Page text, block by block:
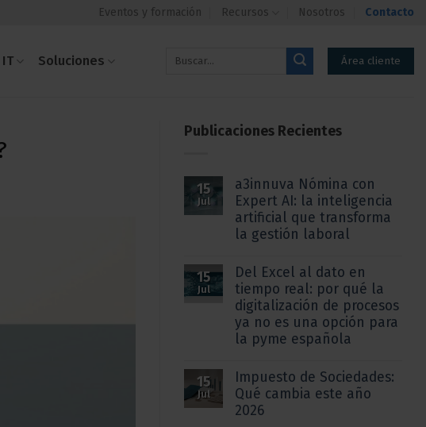
Eventos y formación Recursos Nosotros Contacto
Soluciones Área cliente
Publicaciones Recientes
15
Jul
a3innuva Nómina con
Expert AI: la inteligencia
artificial que transforma
la gestión laboral
15
Jul
Del Excel al dato en
tiempo real: por qué la
digitalización de procesos
ya no es una opción para
la pyme española
15
Jul
Impuesto de Sociedades:
Qué cambia este año
2026